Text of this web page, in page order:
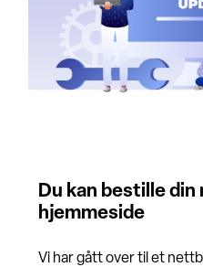
Du kan bestille din
hjemmeside
Vi har gått over til et